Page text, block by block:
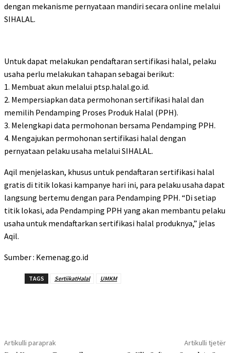
dengan mekanisme pernyataan mandiri secara online melalui
SIHALAL.
Untuk dapat melakukan pendaftaran sertifikasi halal, pelaku
usaha perlu melakukan tahapan sebagai berikut:
1. Membuat akun melalui ptsp.halal.go.id.
2. Mempersiapkan data permohonan sertifikasi halal dan
memilih Pendamping Proses Produk Halal (PPH).
3. Melengkapi data permohonan bersama Pendamping PPH.
4. Mengajukan permohonan sertifikasi halal dengan
pernyataan pelaku usaha melalui SIHALAL.
Aqil menjelaskan, khusus untuk pendaftaran sertifikasi halal
gratis di titik lokasi kampanye hari ini, para pelaku usaha dapat
langsung bertemu dengan para Pendamping PPH. “Di setiap
titik lokasi, ada Pendamping PPH yang akan membantu pelaku
usaha untuk mendaftarkan sertifikasi halal produknya,” jelas
Aqil.
Sumber : Kemenag.go.id
TAGS SertiikatHalal UMKM
Artikulli paraprak Artikulli tjetër